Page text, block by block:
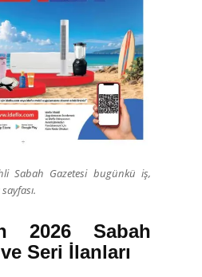
Sabah Gazetesi bugünkü iş,
2026 Sabah
Seri İlanları